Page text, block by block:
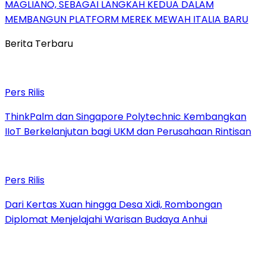
MAGLIANO, SEBAGAI LANGKAH KEDUA DALAM
MEMBANGUN PLATFORM MEREK MEWAH ITALIA BARU
Berita Terbaru
Pers Rilis
ThinkPalm dan Singapore Polytechnic Kembangkan
IIoT Berkelanjutan bagi UKM dan Perusahaan Rintisan
Pers Rilis
Dari Kertas Xuan hingga Desa Xidi, Rombongan
Diplomat Menjelajahi Warisan Budaya Anhui